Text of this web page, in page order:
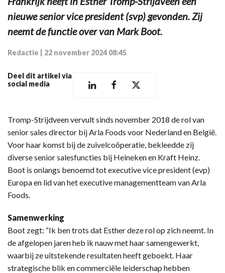
nieuwe senior vice president (svp) gevonden. Zij
neemt de functie over van Mark Boot.
Redactie 22 november 2024 08:45
Deel dit artikel via
social media
Tromp-Strijdveen vervult sinds november 2018 de rol van
senior sales director bij Arla Foods voor Nederland en België.
Voor haar komst bij de zuivelcoöperatie, bekleedde zij
diverse senior salesfuncties bij Heineken en Kraft Heinz.
Boot is onlangs benoemd tot executive vice president (evp)
Europa en lid van het executive managementteam van Arla
Foods.
Samenwerking
Boot zegt: “Ik ben trots dat Esther deze rol op zich neemt. In
de afgelopen jaren heb ik nauw met haar samengewerkt,
waarbij ze uitstekende resultaten heeft geboekt. Haar
strategische blik en commerciële leiderschap hebben